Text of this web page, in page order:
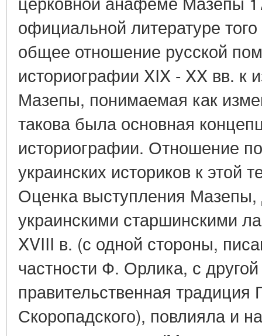
официальной литературе
общее отношение русской
историографии XIX - XX вв.
Мазепы, понимаемая как
такова была основная
историографии. Отношение
украинских историков к
Оценка выступления
украинскими старшинскими
XVIII в. (с одной стороны,
частности Ф. Орлика, с
правительственная
Скоропадского), повлияла и